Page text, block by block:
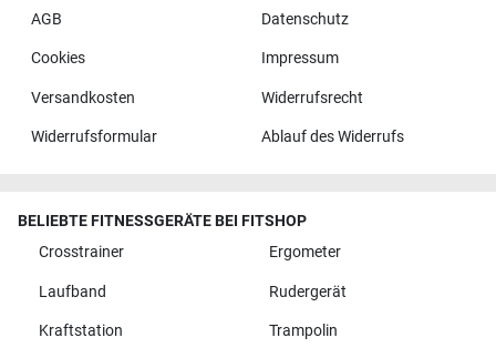
AGB
Datenschutz
Cookies Impressum
Versandkosten Widerrufsrecht
Widerrufsformular Ablauf des Widerrufs
BELIEBTE FITNESSGERÄTE BEI FITSHOP
Crosstrainer
Ergometer
Laufband Rudergerät
Kraftstation Trampolin